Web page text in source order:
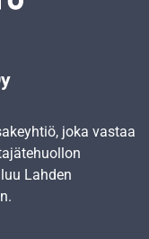
joka vastaa
Lahden